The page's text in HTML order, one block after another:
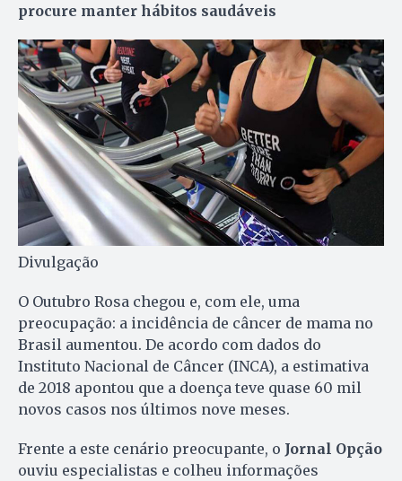
procure manter hábitos saudáveis
Divulgação
O Outubro Rosa chegou e, com ele, uma
preocupação: a incidência de câncer de mama no
Brasil aumentou. De acordo com dados do
Instituto Nacional de Câncer (INCA), a estimativa
de 2018 apontou que a doença teve quase 60 mil
novos casos nos últimos nove meses.
Frente a este cenário preocupante, o Jornal Opção
ouviu especialistas e colheu informações